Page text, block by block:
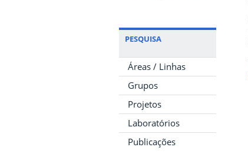
PESQUISA
Áreas / Linhas
Grupos
Projetos
Laboratórios
Publicações